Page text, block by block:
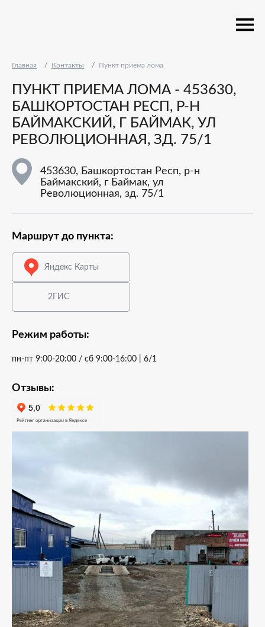
Главная Контакты Пункт приема лома
ПУНКТ ПРИЕМА ЛОМА - 453630,
БАШКОРТОСТАН РЕСП, Р-Н
БАЙМАКСКИЙ, Г БАЙМАК, УЛ
РЕВОЛЮЦИОННАЯ, ЗД. 75/1
453630, Башкортостан Респ, р-н
Баймакский, г Баймак, ул
Революционная, зд. 75/1
Маршрут до пункта:
Яндекс Карты
2ГИС
Режим работы:
пн-пт 9:00-20:00 / cб 9:00-16:00 | 6/1
Отзывы: